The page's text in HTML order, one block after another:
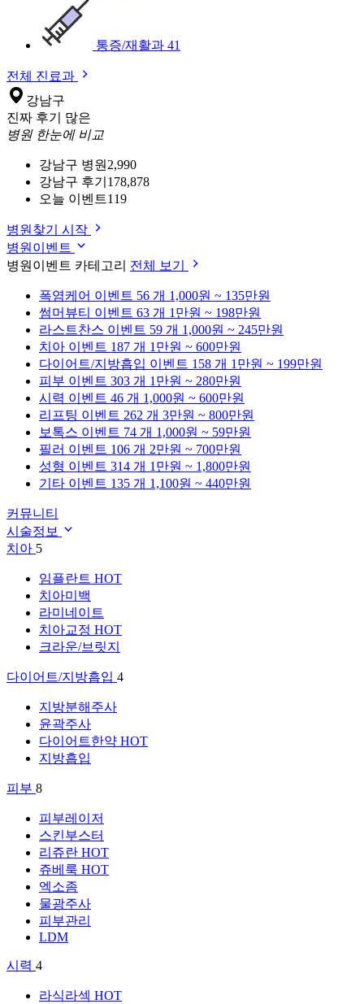
통증/재활과 41
전체 진료과
강남구
진짜 후기 많은
병원 한눈에 비교
강남구 병원 2,990
강남구 후기 178,878
오늘 이벤트119
병원찾기 시작
병원이벤트
병원이벤트 카테고리 전체 보기
폭염케어 이벤트 56 개 1,000원 ~ 135만원
썸머뷰티 이벤트 63 개 1만원 ~ 198만원
라스트찬스 이벤트 59 개 1,000원 ~ 245만원
치아 이벤트 187 개 1만원 ~ 600만원
다이어트/지방흡입 이벤트 158 개 1만원 ~ 199만원
피부 이벤트 303 개 1만원 ~ 280만원
시력 이벤트 46 개 1,000원 ~ 600만원
리프팅 이벤트 262 개 3만원 ~ 800만원
보톡스 이벤트 74 개 1,000원 ~ 59만원
필러 이벤트 106 개 2만원 ~ 700만원
성형 이벤트 314 개 1만원 ~ 1,800만원
기타 이벤트 135 개 1,100원 ~ 440만원
커뮤니티
시술정보
치아 5
임플란트 HOT
치아미백
라미네이트
치아교정 HOT
크라운/브릿지
다이어트/지방흡입 4
지방분해주사
윤곽주사
다이어트한약 HOT
지방흡입
피부 8
피부레이저
스킨부스터
리쥬란 HOT
쥬베룩 HOT
엑소좀
물광주사
피부관리
LDM
시력 4
라식라섹 HOT